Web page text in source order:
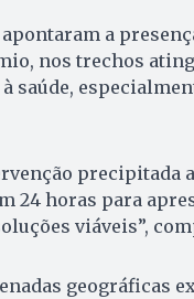
a
nos trechos
saúde,
precipitada
24 horas para
viáveis”,
geográficas